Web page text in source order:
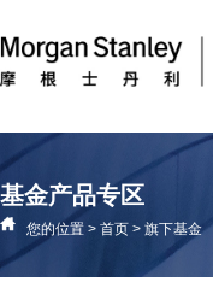
基金产品专区
您的位置 > 首页 > 旗下基金